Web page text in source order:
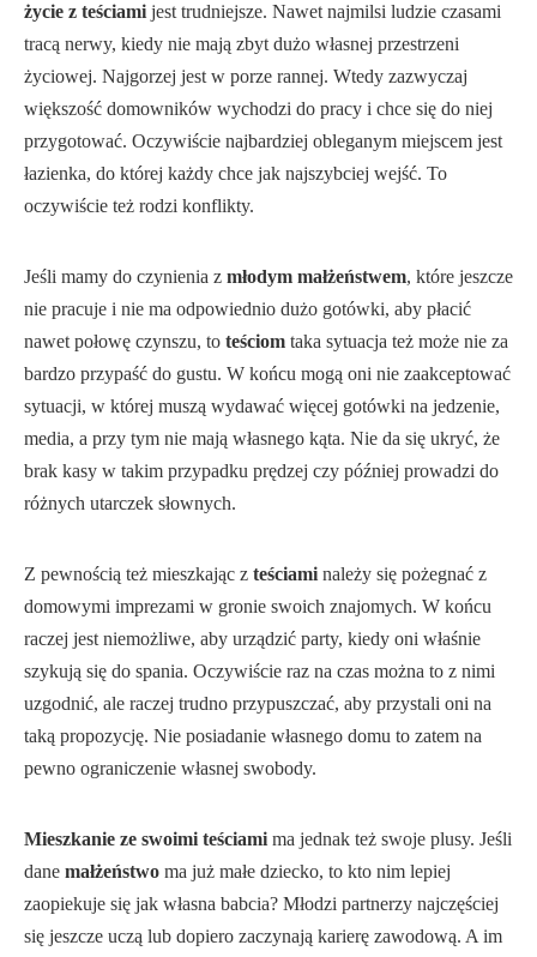
życie z teściami jest trudniejsze. Nawet najmilsi ludzie czasami
tracą nerwy, kiedy nie mają zbyt dużo własnej przestrzeni
życiowej. Najgorzej jest w porze rannej. Wtedy zazwyczaj
większość domowników wychodzi do pracy i chce się do niej
przygotować. Oczywiście najbardziej obleganym miejscem jest
łazienka, do której każdy chce jak najszybciej wejść. To
oczywiście też rodzi konflikty.
Jeśli mamy do czynienia z młodym małżeństwem, które jeszcze
nie pracuje i nie ma odpowiednio dużo gotówki, aby płacić
nawet połowę czynszu, to teściom taka sytuacja też może nie za
bardzo przypaść do gustu. W końcu mogą oni nie zaakceptować
sytuacji, w której muszą wydawać więcej gotówki na jedzenie,
media, a przy tym nie mają własnego kąta. Nie da się ukryć, że
brak kasy w takim przypadku prędzej czy później prowadzi do
różnych utarczek słownych.
Z pewnością też mieszkając z teściami należy się pożegnać z
domowymi imprezami w gronie swoich znajomych. W końcu
raczej jest niemożliwe, aby urządzić party, kiedy oni właśnie
szykują się do spania. Oczywiście raz na czas można to z nimi
uzgodnić, ale raczej trudno przypuszczać, aby przystali oni na
taką propozycję. Nie posiadanie własnego domu to zatem na
pewno ograniczenie własnej swobody.
Mieszkanie ze swoimi teściami ma jednak też swoje plusy. Jeśli
dane małżeństwo ma już małe dziecko, to kto nim lepiej
zaopiekuje się jak własna babcia? Młodzi partnerzy najczęściej
się jeszcze uczą lub dopiero zaczynają karierę zawodową. A im